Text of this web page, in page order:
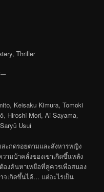
Thriller
Keisaku Kimura, Tomoki
Hiroshi Mori, Ai Sayama,
Usui
ะกดรอยตามและสังหารหญิง
ามบ้าคลั่งของเขาเกิดขึ้นหลัง
องค้นหาเหยื่อที่คู่ควรเพื่อสนอง
จเกิดขึ้นได้… แต่อะไรเป็น